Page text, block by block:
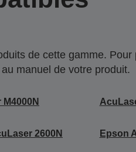
de cette gamme. Pour
manuel de votre produit.
2600N Epson